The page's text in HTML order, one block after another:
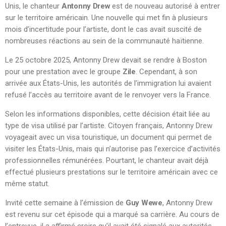
Unis, le chanteur Antonny Drew est de nouveau autorisé à entrer
sur le territoire américain. Une nouvelle qui met fin à plusieurs
mois d’incertitude pour l’artiste, dont le cas avait suscité de
nombreuses réactions au sein de la communauté haïtienne.
Le 25 octobre 2025, Antonny Drew devait se rendre à Boston
pour une prestation avec le groupe Zile. Cependant, à son
arrivée aux États-Unis, les autorités de l’immigration lui avaient
refusé l’accès au territoire avant de le renvoyer vers la France.
Selon les informations disponibles, cette décision était liée au
type de visa utilisé par l’artiste. Citoyen français, Antonny Drew
voyageait avec un visa touristique, un document qui permet de
visiter les États-Unis, mais qui n’autorise pas l’exercice d’activités
professionnelles rémunérées. Pourtant, le chanteur avait déjà
effectué plusieurs prestations sur le territoire américain avec ce
même statut.
Invité cette semaine à l’émission de Guy Wewe, Antonny Drew
est revenu sur cet épisode qui a marqué sa carrière. Au cours de